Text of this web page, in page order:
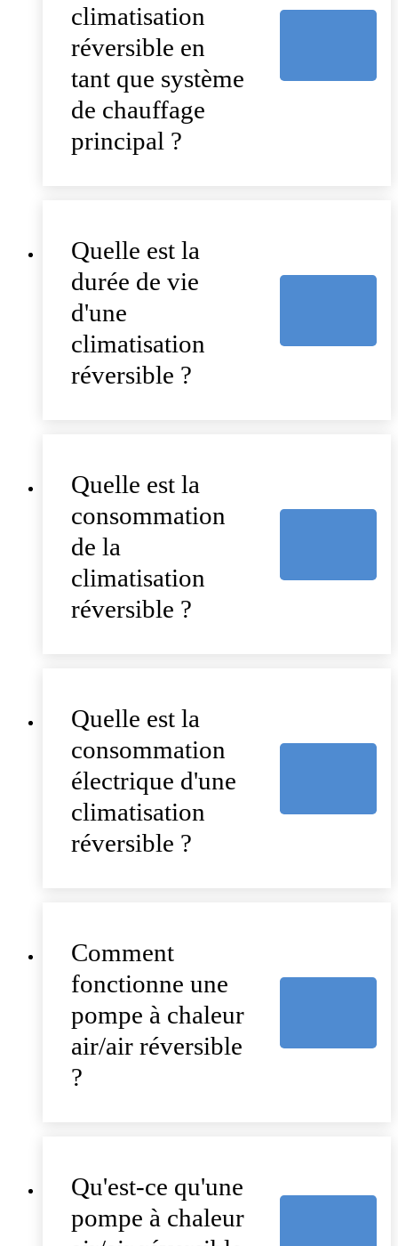
climatisation
réversible en
tant que système
de chauffage
principal ?
Quelle est la
durée de vie
d'une
climatisation
réversible ?
Quelle est la
consommation
de la
climatisation
réversible ?
Quelle est la
consommation
électrique d'une
climatisation
réversible ?
Comment
fonctionne une
pompe à chaleur
air/air réversible
?
Qu'est-ce qu'une
pompe à chaleur